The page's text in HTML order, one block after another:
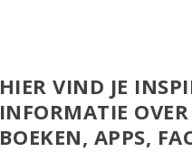
HIER VIND JE
INFORMATIE
BOEKEN, APPS,